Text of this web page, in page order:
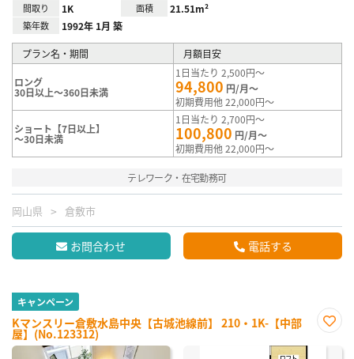
間取り 1K 面積 21.51m²
築年数 1992年 1月 築
プラン名・期間 月額目安
ロング
30日以上～360日未満
1日当たり 2,500円～
94,800 円/月～
初期費用他 22,000円～
ショート【7日以上】
～30日未満
1日当たり 2,700円～
100,800 円/月～
初期費用他 22,000円～
テレワーク・在宅勤務可
岡山県 倉敷市
お問合わせ 電話する
キャンペーン
Kマンスリー倉敷水島中央【古城池線前】 210・1K-【中部
屋】(No.123312)
に入